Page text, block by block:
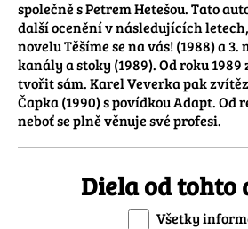
společně s Petrem Hetešou. Tato
další ocenění v následujících
novelu Těšíme se na vás! (1988) a 3.
kanály a stoky (1989). Od roku
tvořit sám. Karel Veverka pak
Čapka (1990) s povídkou Adapt. Od
neboť se plně věnuje své profesi.
Diela od tohto
Všetky